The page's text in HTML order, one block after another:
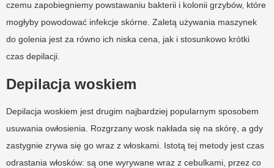
czemu zapobiegniemy powstawaniu bakterii i kolonii grzybów, które
mogłyby powodować infekcje skórne. Zaletą używania maszynek
do golenia jest za równo ich niska cena, jak i stosunkowo krótki
czas depilacji.
Depilacja woskiem
Depilacja woskiem jest drugim najbardziej popularnym sposobem
usuwania owłosienia. Rozgrzany wosk nakłada się na skórę, a gdy
zastygnie zrywa się go wraz z włoskami. Istotą tej metody jest czas
odrastania włosków: są one wyrywane wraz z cebulkami, przez co